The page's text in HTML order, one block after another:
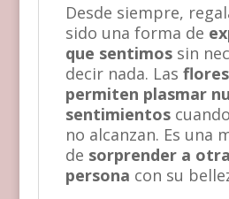
Desde siempre,
sido una forma de
que sentimos sin
decir nada. Las
permiten plasmar
sentimientos
no alcanzan. Es una
de sorprender a otra
persona con su